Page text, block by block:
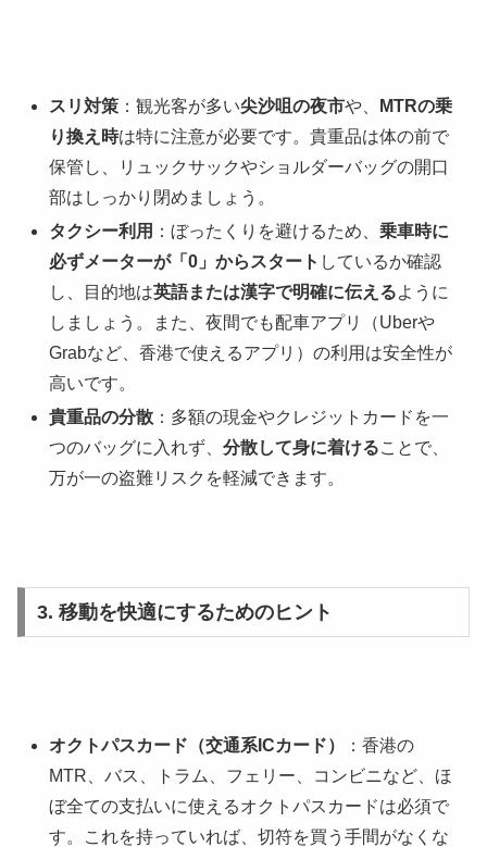
スリ対策 ：観光客が多い尖沙咀の夜市や、
MTRの乗
り換え時は特に注意が必要です。貴重品は体の前で
保管し、リュックサックやショルダーバッグの開口
部はしっかり閉めましょう。
タクシー利用 ：ぼったくりを避けるため、乗車時に
必ずメーターが「0」からスタート しているか確認
し、目的地は英語または漢字で明確に伝えるように
しましょう。また、夜間でも配車アプリ（Uberや
Grabなど、香港で使えるアプリ）の利用は安全性が
高いです。
貴重品の分散 ：多額の現金やクレジットカードを一
つのバッグに入れず、分散して身に着けることで、
万が一の盗難リスクを軽減できます。
3. 移動を快適にするためのヒント
オクトパスカード（交通系ICカード）
：香港の
MTR、バス、トラム、フェリー、コンビニなど、ほ
ぼ全ての支払いに使えるオクトパスカードは必須で
す。これを持っていれば、切符を買う手間がなくな